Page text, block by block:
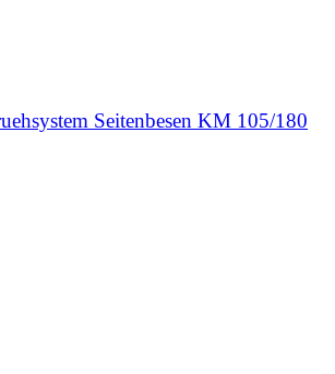
Seitenbesen KM 105/180